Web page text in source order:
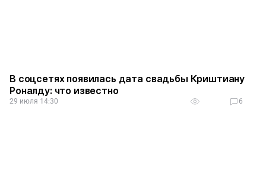
В соцсетях появилась дата свадьбы Криштиану
Роналду: что известно
29 июля 14:30 6